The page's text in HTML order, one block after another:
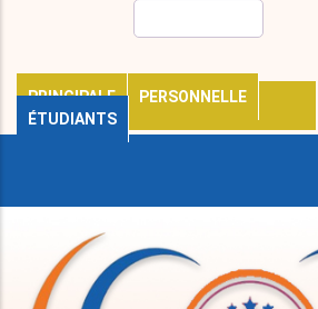
PRINCIPALE
PERSONNELLE
ÉTUDIANTS